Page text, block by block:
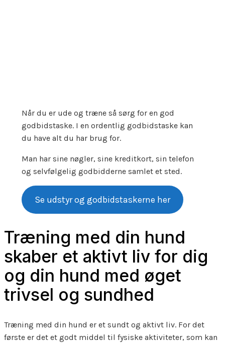
Når du er ude og træne så sørg for en god
godbidstaske. I en ordentlig godbidstaske kan
du have alt du har brug for.
Man har sine nøgler, sine kreditkort, sin telefon
og selvfølgelig godbidderne samlet et sted.
Se udstyr og godbidstaskerne her
Træning med din hund
skaber et aktivt liv for dig
og din hund med øget
trivsel og sundhed
Træning med din hund er et sundt og aktivt liv. For det
første er det et godt middel til fysiske aktiviteter, som kan